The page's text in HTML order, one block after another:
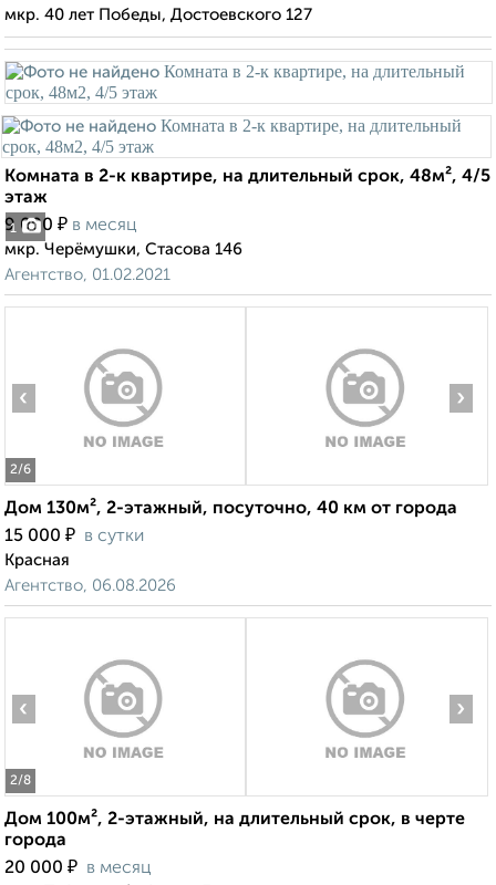
мкр. 40 лет Победы, Достоевского 127
1
Комната в 2-к квартире, на длительный срок, 48м², 4/5
этаж
9 000 ₽ в месяц
мкр. Черёмушки, Стасова 146
Агентство, 01.02.2021
2/6
‹ ›
Дом 130м², 2-этажный, посуточно, 40 км от города
15 000 ₽ в сутки
Красная
Агентство, 06.08.2026
2/8
‹ ›
Дом 100м², 2-этажный, на длительный срок, в черте
города
20 000 ₽ в месяц